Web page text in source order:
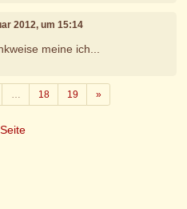
2012, um 15:14
meine ich...
18 19 »Weiter